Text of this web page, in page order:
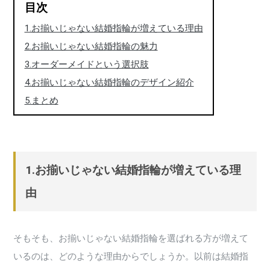
目次
1.お揃いじゃない結婚指輪が増えている理由
2.お揃いじゃない結婚指輪の魅力
3.オーダーメイドという選択肢
4.お揃いじゃない結婚指輪のデザイン紹介
5.まとめ
1.お揃いじゃない結婚指輪が増えている理
由
そもそも、お揃いじゃない結婚指輪を選ばれる方が増えて
いるのは、どのような理由からでしょうか。以前は結婚指